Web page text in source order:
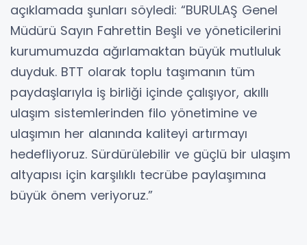
açıklamada şunları söyledi: “BURULAŞ Genel
Müdürü Sayın Fahrettin Beşli ve yöneticilerini
kurumumuzda ağırlamaktan büyük mutluluk
duyduk. BTT olarak toplu taşımanın tüm
paydaşlarıyla iş birliği içinde çalışıyor, akıllı
ulaşım sistemlerinden filo yönetimine ve
ulaşımın her alanında kaliteyi artırmayı
hedefliyoruz. Sürdürülebilir ve güçlü bir ulaşım
altyapısı için karşılıklı tecrübe paylaşımına
büyük önem veriyoruz.”